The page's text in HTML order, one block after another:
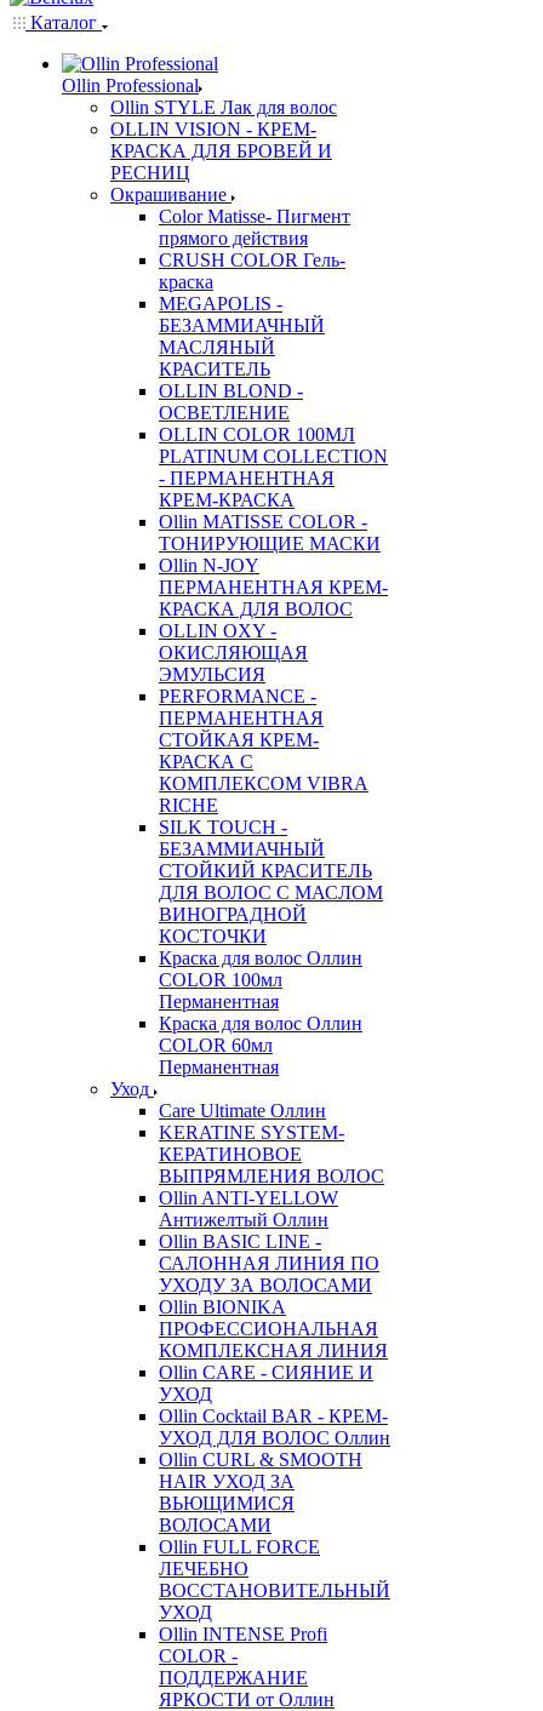
Каталог
Ollin Professional
Ollin STYLE Лак для волос
OLLIN VISION - КРЕМ-
КРАСКА ДЛЯ БРОВЕЙ И
РЕСНИЦ
Окрашивание
Color Matisse- Пигмент
прямого действия
CRUSH COLOR Гель-
краска
MEGAPOLIS -
БЕЗАММИАЧНЫЙ
МАСЛЯНЫЙ
КРАСИТЕЛЬ
OLLIN BLOND -
ОСВЕТЛЕНИЕ
OLLIN COLOR 100МЛ
PLATINUM COLLECTION
- ПЕРМАНЕНТНАЯ
КРЕМ-КРАСКА
Ollin MATISSE COLOR -
ТОНИРУЮЩИЕ МАСКИ
Ollin N-JOY
ПЕРМАНЕНТНАЯ КРЕМ-
КРАСКА ДЛЯ ВОЛОС
OLLIN OXY -
ОКИСЛЯЮЩАЯ
ЭМУЛЬСИЯ
PERFORMANCE -
ПЕРМАНЕНТНАЯ
СТОЙКАЯ КРЕМ-
КРАСКА С
КОМПЛЕКСОМ VIBRA
RICHE
SILK TOUCH -
БЕЗАММИАЧНЫЙ
СТОЙКИЙ КРАСИТЕЛЬ
ДЛЯ ВОЛОС С МАСЛОМ
ВИНОГРАДНОЙ
КОСТОЧКИ
Краска для волос Оллин
COLOR 100мл
Перманентная
Краска для волос Оллин
COLOR 60мл
Перманентная
Уход
Care Ultimate Оллин
KERATINE SYSTEM-
КЕРАТИНОВОЕ
ВЫПРЯМЛЕНИЯ ВОЛОС
Ollin ANTI-YELLOW
Антижелтый Оллин
Ollin BASIC LINE -
САЛОННАЯ ЛИНИЯ ПО
УХОДУ ЗА ВОЛОСАМИ
Ollin BIONIKA
ПРОФЕССИОНАЛЬНАЯ
КОМПЛЕКСНАЯ ЛИНИЯ
Ollin CARE - СИЯНИЕ И
УХОД
Ollin Cocktail BAR - КРЕМ-
УХОД ДЛЯ ВОЛОС Оллин
Ollin CURL & SMOOTH
HAIR УХОД ЗА
ВЬЮЩИМИСЯ
ВОЛОСАМИ
Ollin FULL FORCE
ЛЕЧЕБНО
ВОССТАНОВИТЕЛЬНЫЙ
УХОД
Ollin INTENSE Profi
COLOR -
ПОДДЕРЖАНИЕ
ЯРКОСТИ от Оллин